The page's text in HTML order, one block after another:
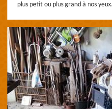
plus petit ou plus grand à nos yeux.